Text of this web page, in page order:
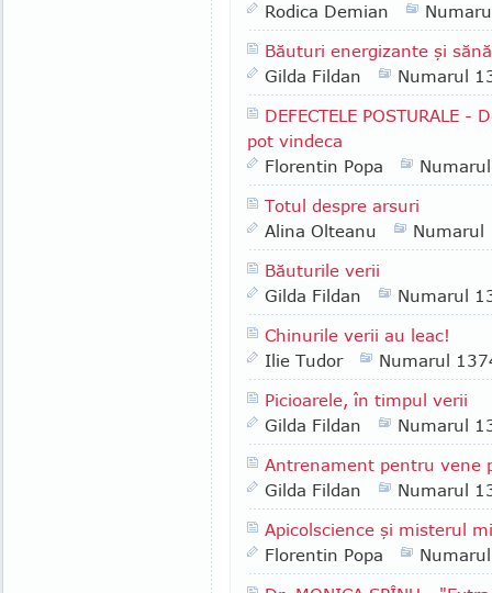
Rodica Demian
Băuturi energizante şi
Gilda Fildan
Numarul
DEFECTELE POSTURALE
pot vindeca
Florentin Popa
Totul despre arsuri
Alina Olteanu
Numarul
Băuturile verii
Gilda Fildan
Numarul
Chinurile verii au leac!
Ilie Tudor
Numarul
Picioarele, în timpul verii
Gilda Fildan
Numarul
Antrenament pentru vene
Gilda Fildan
Numarul
Apicolscience şi misterul
Florentin Popa